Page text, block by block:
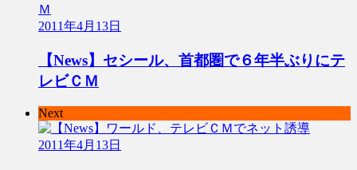
2011年4月13日
【News】セシール、首都圏で６年半ぶりにテ
レビＣＭ
Next
2011年4月13日